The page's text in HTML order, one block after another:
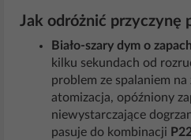
Jak odróżnić przyczynę
Biało-szary dym o
kilku sekundach od
problem ze spalaniem na
atomizacja, opóźniony
niewystarczające
pasuje do kombinacji